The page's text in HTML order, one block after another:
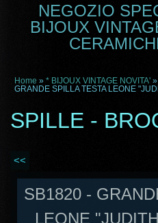
NEGOZIO
BIJOUX
Home » * BIJOUX VINTAGE NOVITA' »
GRANDE SPILLA TESTA LEONE
SPILLE -
<<
SB1820 -
LEONE